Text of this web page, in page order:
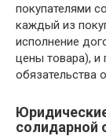
покупателями
каждый из
исполнение
цены товара), и
обязательства
солидарной